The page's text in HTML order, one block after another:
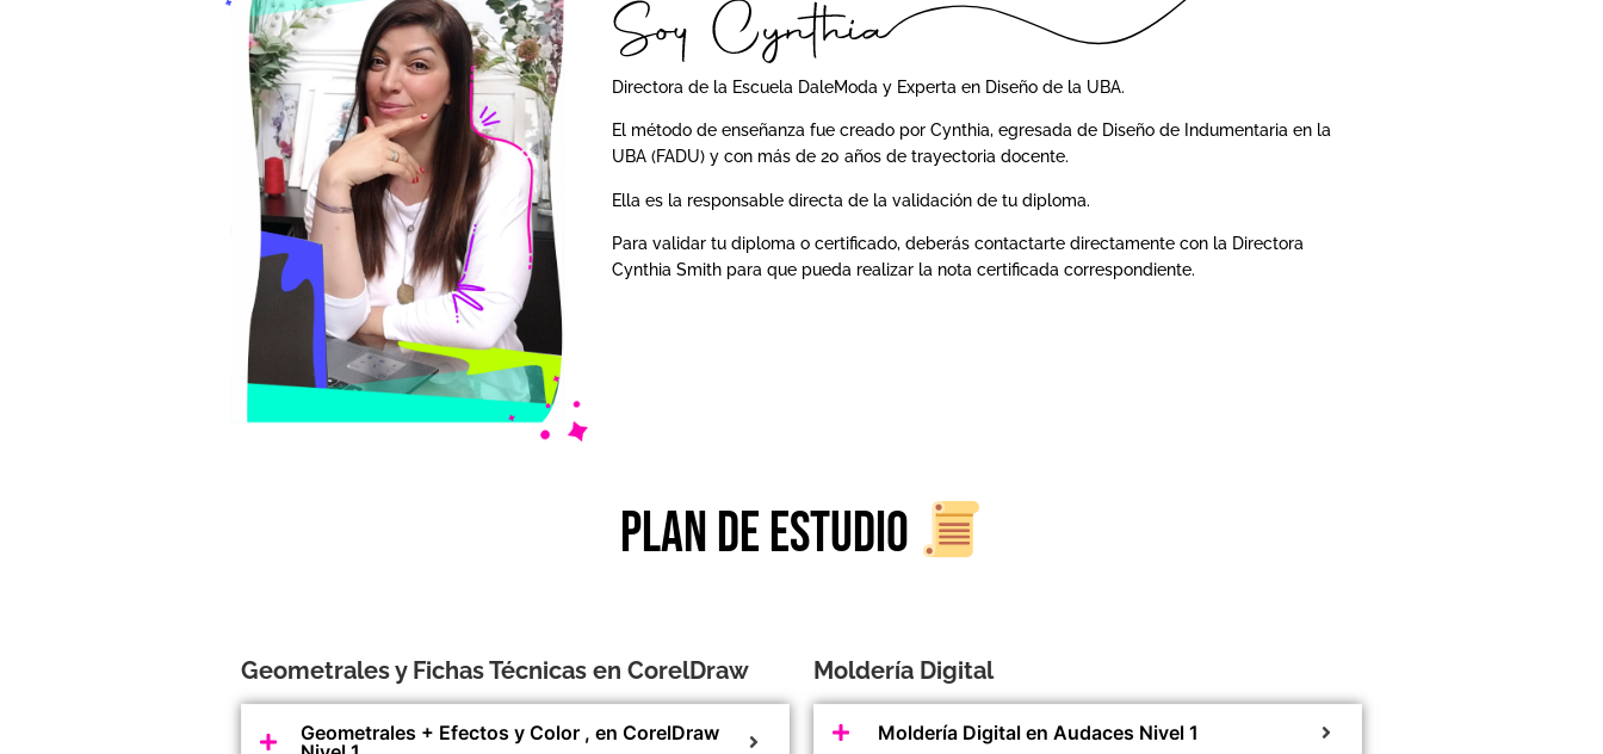
Directora de la Escuela DaleModa y Experta en Diseño de la UBA.
El método de enseñanza fue creado por Cynthia, egresada de Diseño de Indumentaria en la
UBA (FADU) y con más de 20 años de trayectoria docente.
Ella es la responsable directa de la validación de tu diploma.
Para validar tu diploma o certificado, deberás contactarte directamente con la Directora
Cynthia Smith para que pueda realizar la nota certificada correspondiente.
Plan de estudio
Geometrales y Fichas Técnicas en CorelDraw
Geometrales + Efectos y Color , en CorelDraw
Moldería Digital
Moldería Digital en Audaces Nivel 1